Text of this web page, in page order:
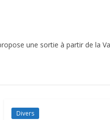
une sortie à partir de la
Divers